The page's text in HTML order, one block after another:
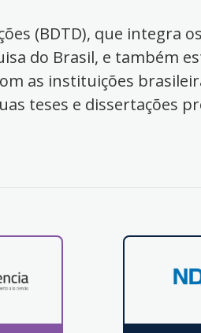
(BDTD), que integra
do Brasil, e também
as instituições
teses e dissertações